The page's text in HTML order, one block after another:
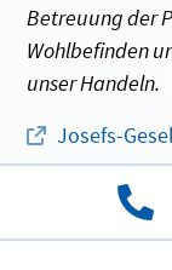
Betreuung der
Wohlbefinden
unser Handeln.
Josefs-